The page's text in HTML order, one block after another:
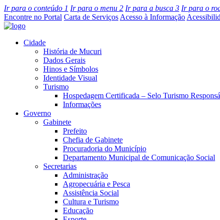
Ir para o conteúdo 1 Ir para o menu 2 Ir para a busca 3 Ir para o
Encontre no Portal Carta de Serviços Acesso à Informação
Cidade
História de Mucuri
Dados Gerais
Hinos e Símbolos
Identidade Visual
Turismo
Hospedagem Certificada – Selo Turismo
Informações
Governo
Gabinete
Prefeito
Chefia de Gabinete
Procuradoria do Município
Departamento Municipal de Comunicação Social
Secretarias
Administração
Agropecuária e Pesca
Assistência Social
Cultura e Turismo
Educação